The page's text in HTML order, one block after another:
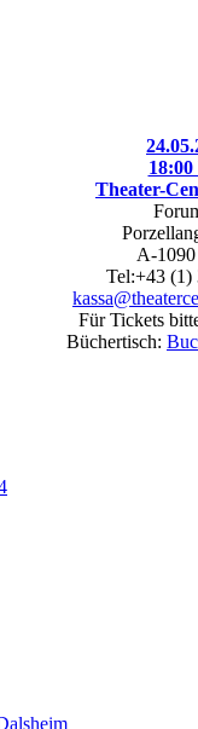
Theater-
A-1090
Tel:+43 (1)
Für Tickets
Büchertisch: